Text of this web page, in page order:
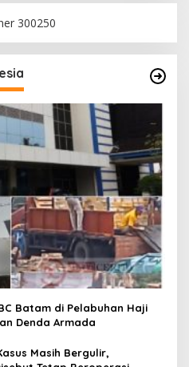
Batam di Pelabuhan Haji
Denda Armada
Masih Bergulir,